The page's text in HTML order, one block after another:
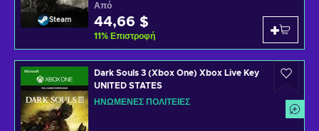
Steam
Από
44,66 $
11% Επιστροφή
Dark Souls 3 (Xbox One) Xbox Live Key
UNITED STATES
ΗΝΩΜΈΝΕΣ ΠΟΛΙΤΕΊΕΣ